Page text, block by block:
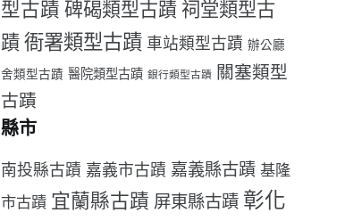
型古蹟 碑碣類型古蹟 祠堂類型古
蹟 衙署類型古蹟 車站類型古蹟 辦公廳
舍類型古蹟 醫院類型古蹟 銀行類型古蹟 關塞類型
古蹟
縣市
南投縣古蹟 嘉義市古蹟 嘉義縣古蹟 基隆
市古蹟 宜蘭縣古蹟 屏東縣古蹟 彰化